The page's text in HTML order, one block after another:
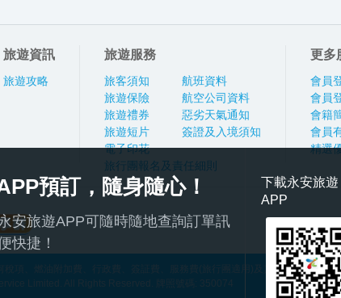
旅遊資訊
旅遊攻略
旅遊服務
旅客須知
旅遊保險
旅遊禮券
旅遊短片
電子印花
航班資料
航空公司資料
惡劣天氣通知
簽證及入境須知
旅行團報名及責任細則
更多
會員
會員
會籍
會員
精選
項、燃油附加費、行政費、簽証費、服務費(旅行團適用)及其他應繳費用
預訂，隨身隨心！
安旅遊APP可隨時隨地查詢訂單訊
快捷！
下載永安旅遊
APP